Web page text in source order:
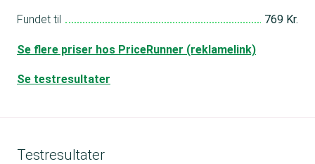
Fundet til 769 Kr.
Se flere priser hos PriceRunner (reklamelink)
Se testresultater
Testresultater